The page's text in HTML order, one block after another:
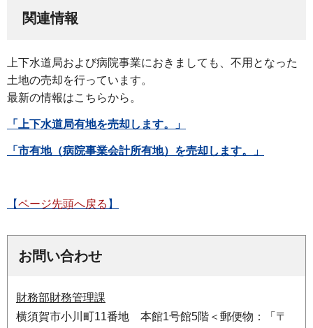
関連情報
上下水道局および病院事業におきましても、不用となった
土地の売却を行っています。
最新の情報はこちらから。
「上下水道局有地を売却します。」
「市有地（病院事業会計所有地）を売却します。」
【ページ先頭へ戻る 】
お問い合わせ
財務部財務管理課
横須賀市小川町11番地 本館1号館5階＜郵便物：「〒